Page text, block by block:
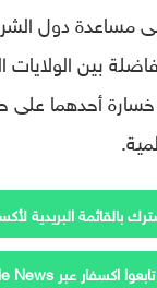
مساعدة دول
بين
أحدهما على
بالقائمة البريدية
تابعوا اكسفار عبر google News